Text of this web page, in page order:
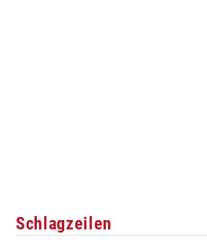
Schlagzeilen